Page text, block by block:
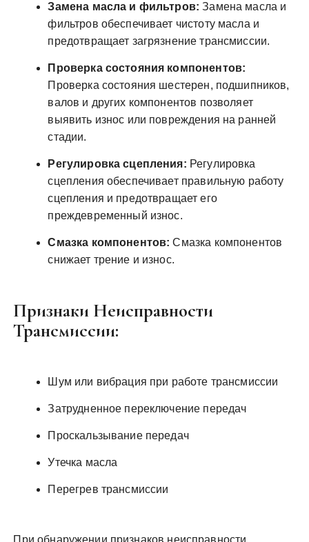
Замена масла и фильтров: Замена масла и
фильтров обеспечивает чистоту масла и
предотвращает загрязнение трансмиссии.
Проверка состояния компонентов:
Проверка состояния шестерен, подшипников,
валов и других компонентов позволяет
выявить износ или повреждения на ранней
стадии.
Регулировка сцепления: Регулировка
сцепления обеспечивает правильную работу
сцепления и предотвращает его
преждевременный износ.
Смазка компонентов: Смазка компонентов
снижает трение и износ.
Признаки Неисправности
Трансмиссии:
Шум или вибрация при работе трансмиссии
Затрудненное переключение передач
Проскальзывание передач
Утечка масла
Перегрев трансмиссии
При обнаружении признаков неисправности